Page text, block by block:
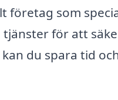
som
för att
du spara tid